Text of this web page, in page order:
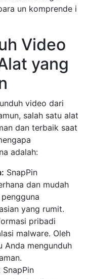
un komprende i
Video
yang
video dari
salah satu alat
dan terbaik saat
adalah:
SnapPin
dan mudah
yang rumit.
pribadi
malware. Oleh
Anda mengunduh